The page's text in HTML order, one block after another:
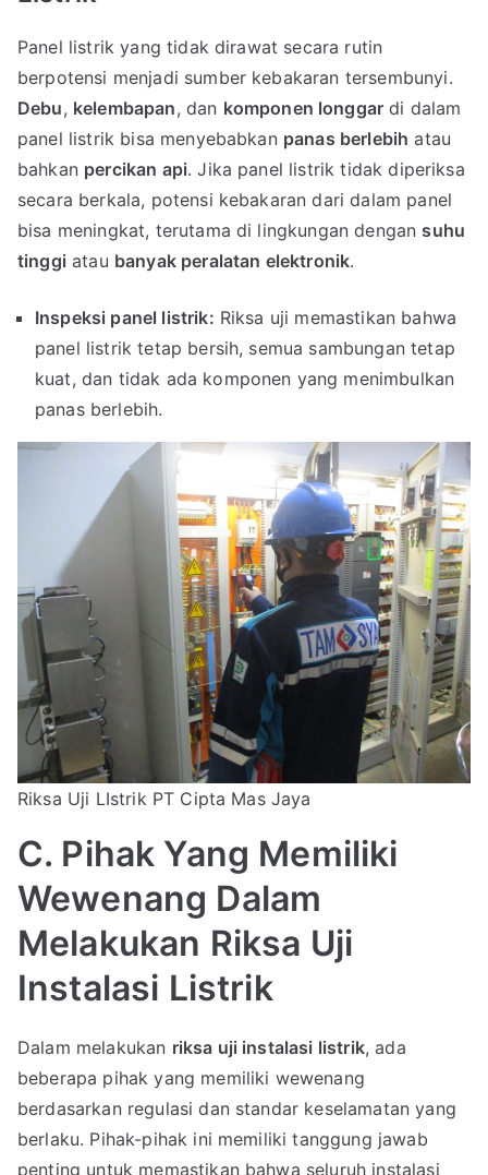
Panel listrik yang tidak dirawat secara rutin
berpotensi menjadi sumber kebakaran tersembunyi.
Debu, kelembapan, dan komponen longgar di dalam
panel listrik bisa menyebabkan panas berlebih atau
bahkan percikan api. Jika panel listrik tidak diperiksa
secara berkala, potensi kebakaran dari dalam panel
bisa meningkat, terutama di lingkungan dengan suhu
tinggi atau banyak peralatan elektronik.
Inspeksi panel listrik: Riksa uji memastikan bahwa
panel listrik tetap bersih, semua sambungan tetap
kuat, dan tidak ada komponen yang menimbulkan
panas berlebih.
Riksa Uji LIstrik PT Cipta Mas Jaya
C. Pihak Yang Memiliki
Wewenang Dalam
Melakukan Riksa Uji
Instalasi Listrik
Dalam melakukan riksa uji instalasi listrik, ada
beberapa pihak yang memiliki wewenang
berdasarkan regulasi dan standar keselamatan yang
berlaku. Pihak-pihak ini memiliki tanggung jawab
penting untuk memastikan bahwa seluruh instalasi